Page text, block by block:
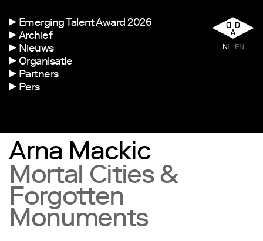
Emerging Talent Award 2026
Archief
Nieuws
Organisatie
Partners
Pers
NL EN
Arna Mackic
Mortal Cities &
Forgotten
Monuments